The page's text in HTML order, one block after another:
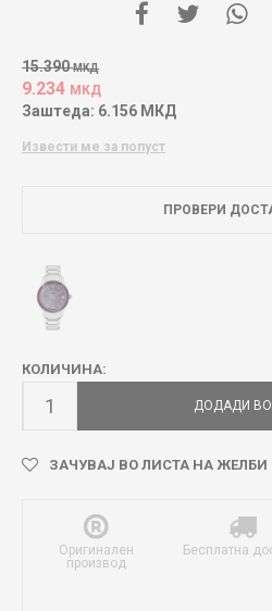
15.390 МКД
9.234 МКД
Заштеда: 6.156 МКД
Извести ме за попуст
ПРОВЕРИ
КОЛИЧИНА:
ДОДАДИ
ЗАЧУВАЈ ВО ЛИСТА НА ЖЕЛБИ
Оригинален
производ
Бесплатна